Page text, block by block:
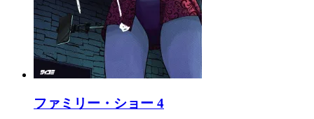
ファミリー・ショー 4